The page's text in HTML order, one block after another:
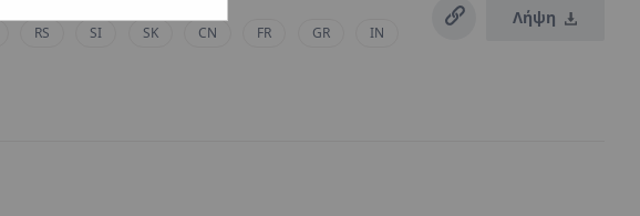
RS SI SK CN FR GR
IN
Λήψη